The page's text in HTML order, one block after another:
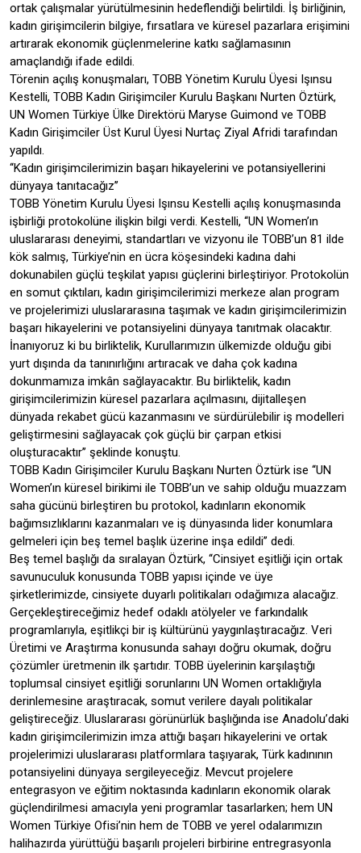
ortak çalışmalar yürütülmesinin hedeflendiği belirtildi. İş birliğinin,
kadın girişimcilerin bilgiye, fırsatlara ve küresel pazarlara erişimini
artırarak ekonomik güçlenmelerine katkı sağlamasının
amaçlandığı ifade edildi.
Törenin açılış konuşmaları, TOBB Yönetim Kurulu Üyesi Işınsu
Kestelli, TOBB Kadın Girişimciler Kurulu Başkanı Nurten Öztürk,
UN Women Türkiye Ülke Direktörü Maryse Guimond ve TOBB
Kadın Girişimciler Üst Kurul Üyesi Nurtaç Ziyal Afridi tarafından
yapıldı.
‘‘Kadın girişimcilerimizin başarı hikayelerini ve potansiyellerini
dünyaya tanıtacağız’’
TOBB Yönetim Kurulu Üyesi Işınsu Kestelli açılış konuşmasında
işbirliği protokolüne ilişkin bilgi verdi. Kestelli, ‘‘UN Women’ın
uluslararası deneyimi, standartları ve vizyonu ile TOBB’un 81 ilde
kök salmış, Türkiye’nin en ücra köşesindeki kadına dahi
dokunabilen güçlü teşkilat yapısı güçlerini birleştiriyor. Protokolün
en somut çıktıları, kadın girişimcilerimizi merkeze alan program
ve projelerimizi uluslararasına taşımak ve kadın girişimcilerimizin
başarı hikayelerini ve potansiyelini dünyaya tanıtmak olacaktır.
İnanıyoruz ki bu birliktelik, Kurullarımızın ülkemizde olduğu gibi
yurt dışında da tanınırlığını artıracak ve daha çok kadına
dokunmamıza imkân sağlayacaktır. Bu birliktelik, kadın
girişimcilerimizin küresel pazarlara açılmasını, dijitalleşen
dünyada rekabet gücü kazanmasını ve sürdürülebilir iş modelleri
geliştirmesini sağlayacak çok güçlü bir çarpan etkisi
oluşturacaktır’’ şeklinde konuştu.
TOBB Kadın Girişimciler Kurulu Başkanı Nurten Öztürk ise ‘‘UN
Women’ın küresel birikimi ile TOBB’un ve sahip olduğu muazzam
saha gücünü birleştiren bu protokol, kadınların ekonomik
bağımsızlıklarını kazanmaları ve iş dünyasında lider konumlara
gelmeleri için beş temel başlık üzerine inşa edildi’’ dedi.
Beş temel başlığı da sıralayan Öztürk, ‘‘Cinsiyet eşitliği için ortak
savunuculuk konusunda TOBB yapısı içinde ve üye
şirketlerimizde, cinsiyete duyarlı politikaları odağımıza alacağız.
Gerçekleştireceğimiz hedef odaklı atölyeler ve farkındalık
programlarıyla, eşitlikçi bir iş kültürünü yaygınlaştıracağız. Veri
Üretimi ve Araştırma konusunda sahayı doğru okumak, doğru
çözümler üretmenin ilk şartıdır. TOBB üyelerinin karşılaştığı
toplumsal cinsiyet eşitliği sorunlarını UN Women ortaklığıyla
derinlemesine araştıracak, somut verilere dayalı politikalar
geliştireceğiz. Uluslararası görünürlük başlığında ise Anadolu’daki
kadın girişimcilerimizin imza attığı başarı hikayelerini ve ortak
projelerimizi uluslararası platformlara taşıyarak, Türk kadınının
potansiyelini dünyaya sergileyeceğiz. Mevcut projelere
entegrasyon ve eğitim noktasında kadınların ekonomik olarak
güçlendirilmesi amacıyla yeni programlar tasarlarken; hem UN
Women Türkiye Ofisi’nin hem de TOBB ve yerel odalarımızın
halihazırda yürüttüğü başarılı projeleri birbirine entregrasyonla